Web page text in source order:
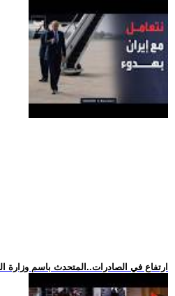
.. ارتفاع في الصادرات..المتحدث باسم وزارة